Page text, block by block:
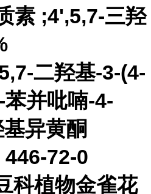
素 ;4',5,7-三羟
二羟基-3-(4-
并吡喃-4-
异黄酮
446-72-0
科植物金雀花